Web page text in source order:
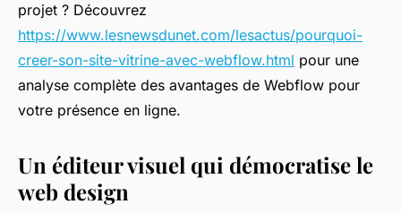
projet ? Découvrez
https://www.lesnewsdunet.com/lesactus/pourquoi-
creer-son-site-vitrine-avec-webflow.html pour une
analyse complète des avantages de Webflow pour
votre présence en ligne.
Un éditeur visuel qui démocratise le
web design